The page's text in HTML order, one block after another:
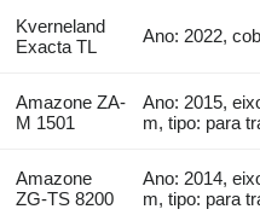
Kverneland
Exacta TL
Ano: 2022,
Amazone ZA-
M 1501
Ano: 2015,
m, tipo: para
Amazone
ZG-TS 8200
Ano: 2014,
m, tipo: para